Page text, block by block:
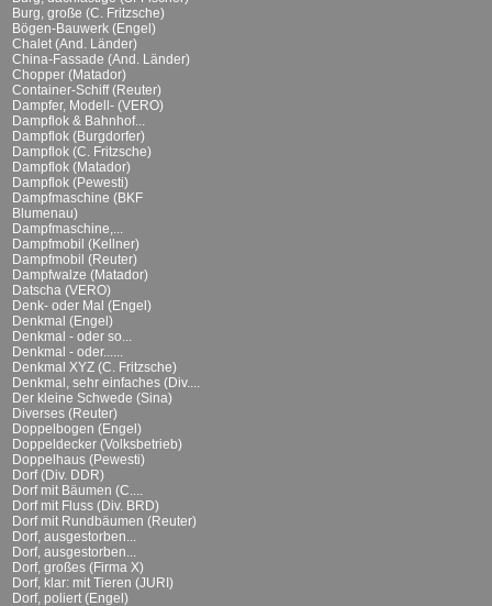
Burg, große (C. Fritzsche)
Bögen-Bauwerk (Engel)
Chalet (And. Länder)
China-Fassade (And. Länder)
Chopper (Matador)
Container-Schiff (Reuter)
Dampfer, Modell- (VERO)
Dampflok & Bahnhof...
Dampflok (Burgdorfer)
Dampflok (C. Fritzsche)
Dampflok (Matador)
Dampflok (Pewesti)
Dampfmaschine (BKF
Blumenau)
Dampfmaschine,...
Dampfmobil (Kellner)
Dampfmobil (Reuter)
Dampfwalze (Matador)
Datscha (VERO)
Denk- oder Mal (Engel)
Denkmal (Engel)
Denkmal - oder so...
Denkmal - oder......
Denkmal XYZ (C. Fritzsche)
Denkmal, sehr einfaches (Div....
Der kleine Schwede (Sina)
Diverses (Reuter)
Doppelbogen (Engel)
Doppeldecker (Volksbetrieb)
Doppelhaus (Pewesti)
Dorf (Div. DDR)
Dorf mit Bäumen (C....
Dorf mit Fluss (Div. BRD)
Dorf mit Rundbäumen (Reuter)
Dorf, ausgestorben...
Dorf, ausgestorben...
Dorf, großes (Firma X)
Dorf, klar: mit Tieren (JURI)
Dorf, poliert (Engel)